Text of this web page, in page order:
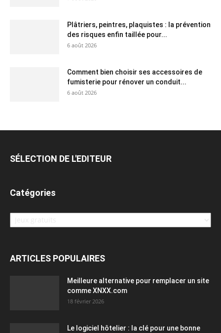
Plâtriers, peintres, plaquistes : la prévention
des risques enfin taillée pour...
6 août 2026
Comment bien choisir ses accessoires de
fumisterie pour rénover un conduit...
6 août 2026
SÉLECTION DE L'EDITEUR
Catégories
Catégories
ARTICLES POPULAIRES
Meilleure alternative pour remplacer un site
comme XNXX.com
18 février 2026
Le logiciel hôtelier : la clé pour une bonne